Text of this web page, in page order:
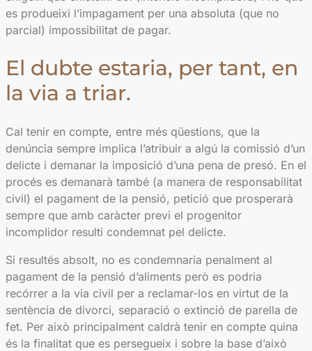
es produeixi l’impagament per una absoluta (que no
parcial) impossibilitat de pagar.
El dubte estaria, per tant, en
la via a triar.
Cal tenir en compte, entre més qüestions, que la
denúncia sempre implica l’atribuir a algú la comissió d’un
delicte i demanar la imposició d’una pena de presó. En el
procés es demanarà també (a manera de responsabilitat
civil) el pagament de la pensió, petició que prosperarà
sempre que amb caràcter previ el progenitor
incomplidor resulti condemnat pel delicte.
Si resultés absolt, no es condemnaria penalment al
pagament de la pensió d’aliments però es podria
recórrer a la via civil per a reclamar-los en virtut de la
sentència de divorci, separació o extinció de parella de
fet. Per això principalment caldrà tenir en compte quina
és la finalitat que es persegueix i sobre la base d’això